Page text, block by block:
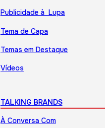
Publicidade à Lupa
Tema de Capa
Temas em Destaque
Vídeos
TALKING BRANDS
À Conversa Com